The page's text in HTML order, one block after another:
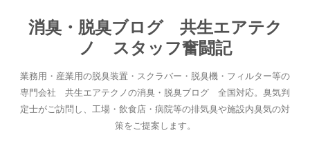
消臭・脱臭ブログ 共生エアテク
ノ スタッフ奮闘記
業務用・産業用の脱臭装置・スクラバー・脱臭機・フィルター等の
専門会社 共生エアテクノの消臭・脱臭ブログ 全国対応。臭気判
定士がご訪問し、工場・飲食店・病院等の排気臭や施設内臭気の対
策をご提案します。